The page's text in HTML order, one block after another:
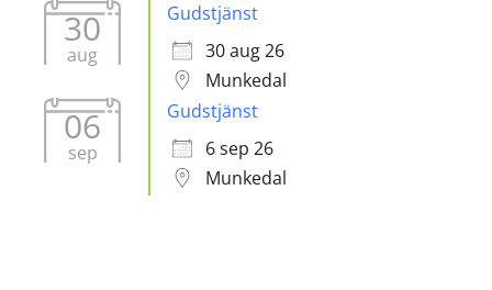
30
aug
Gudstjänst
30 aug 26
Munkedal
06
sep
Gudstjänst
6 sep 26
Munkedal